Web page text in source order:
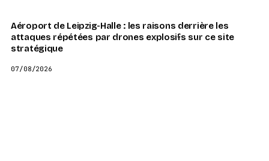
Aéroport de Leipzig-Halle : les raisons derrière les
attaques répétées par drones explosifs sur ce site
stratégique
07/08/2026